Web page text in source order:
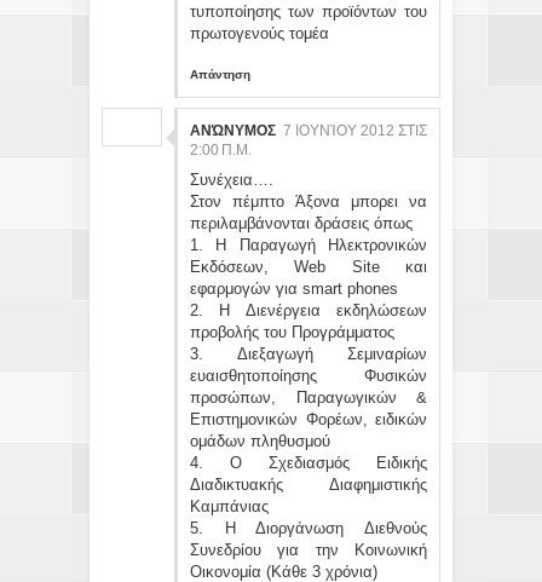
τυποποίησης των προϊόντων του
πρωτογενούς τομέα
Απάντηση
ΑΝΏΝΥΜΟΣ 7 ΙΟΥΝΊΟΥ 2012 ΣΤΙΣ
2:00 Π.Μ.
Συνέχεια….
Στον πέμπτο Άξονα μπορει να
περιλαμβάνονται δράσεις όπως
1. Η Παραγωγή Ηλεκτρονικών
Εκδόσεων, Web Site και
εφαρμογών για smart phones
2. H Διενέργεια εκδηλώσεων
προβολής του Προγράμματος
3. Διεξαγωγή Σεμιναρίων
ευαισθητοποίησης Φυσικών
προσώπων, Παραγωγικών &
Επιστημονικών Φορέων, ειδικών
ομάδων πληθυσμού
4. Ο Σχεδιασμός Ειδικής
Διαδικτυακής Διαφημιστικής
Καμπάνιας
5. Η Διοργάνωση Διεθνούς
Συνεδρίου για την Κοινωνική
Οικονομία (Κάθε 3 χρόνια)